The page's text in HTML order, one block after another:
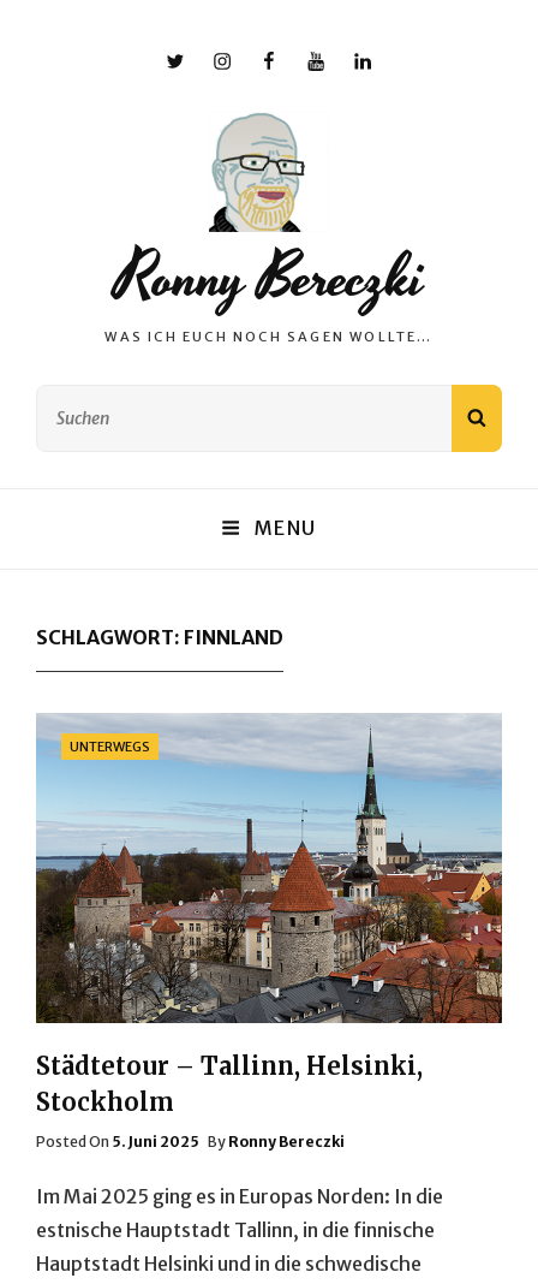
X InstagramFacebookYouTubeLinkedin
Ronny Bereczki
WAS ICH EUCH NOCH SAGEN WOLLTE…
MENU
SCHLAGWORT: FINNLAND
Categories
UNTERWEGS
Städtetour – Tallinn, Helsinki,
Stockholm
Posted On Posted
5. Juni 2025 By Ronny Bereczki
Im Mai 2025 ging es in Europas Norden: In die
estnische Hauptstadt Tallinn, in die finnische
Hauptstadt Helsinki und in die schwedische